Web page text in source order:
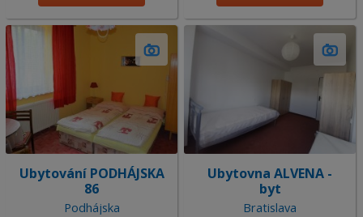
Ubytování PODHÁJSKA
86
Podhájska
Ubytovna ALVENA -
byt
Bratislava